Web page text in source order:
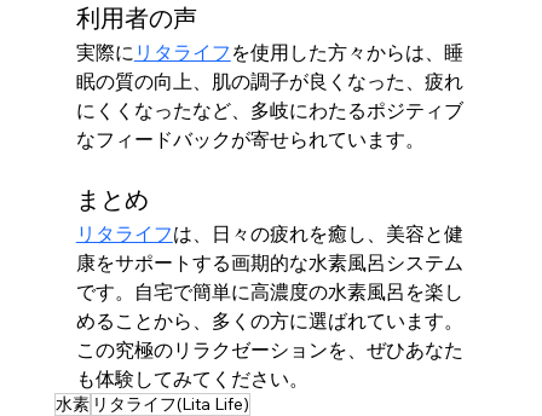
利用者の声
実際に リタライフ を使用した方々からは、睡
眠の質の向上、肌の調子が良くなった、疲れ
にくくなったなど、多岐にわたるポジティブ
なフィードバックが寄せられています。
まとめ
リタライフは、日々の疲れを癒し、美容と健
康をサポートする画期的な水素風呂システム
です。自宅で簡単に高濃度の水素風呂を楽し
めることから、多くの方に選ばれています。
この究極のリラクゼーションを、ぜひあなた
も体験してみてください。
水素 リタライフ(Lita Life)